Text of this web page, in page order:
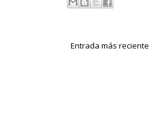
Entrada más reciente